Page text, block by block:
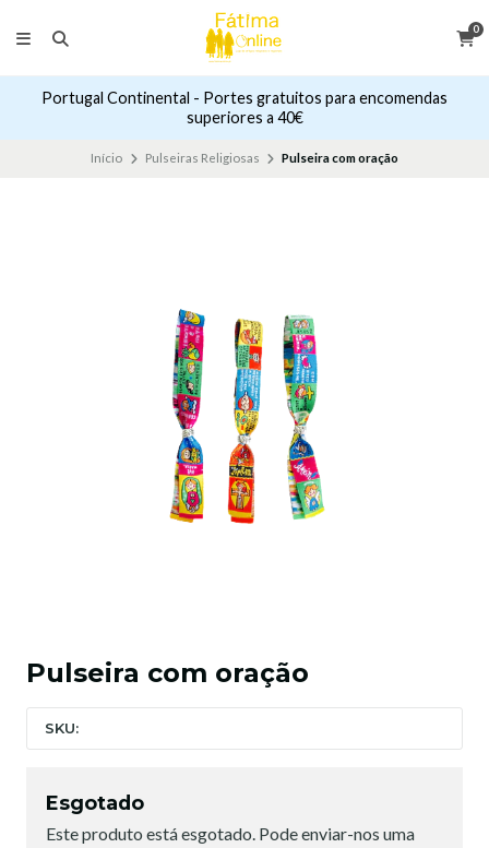
0
Portugal Continental - Portes gratuitos para encomendas
superiores a 40€
Início Pulseiras Religiosas Pulseira com oração
Pulseira com oração
SKU:
Esgotado
Este produto está esgotado. Pode enviar-nos uma